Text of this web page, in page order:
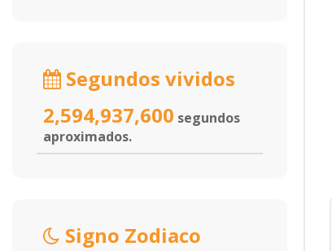
Segundos vividos
2,594,937,600 segundos
aproximados.
Signo Zodiaco